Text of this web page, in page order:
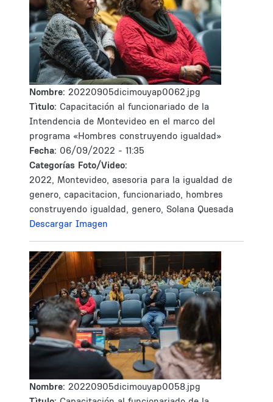
Nombre: 20220905dicimouyap0062.jpg
Tìtulo: Capacitación al funcionariado de la
Intendencia de Montevideo en el marco del
programa «Hombres construyendo igualdad»
Fecha: 06/09/2022 - 11:35
Categorías Foto/Video:
2022, Montevideo, asesoria para la igualdad de
genero, capacitacion, funcionariado, hombres
construyendo igualdad, genero, Solana Quesada
Descargar Imagen
Nombre: 20220905dicimouyap0058.jpg